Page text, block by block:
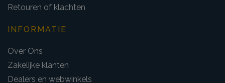
Retouren of klachten
INFORMATIE
Over Ons
Zakelijke klanten
Dealers en webwinkels